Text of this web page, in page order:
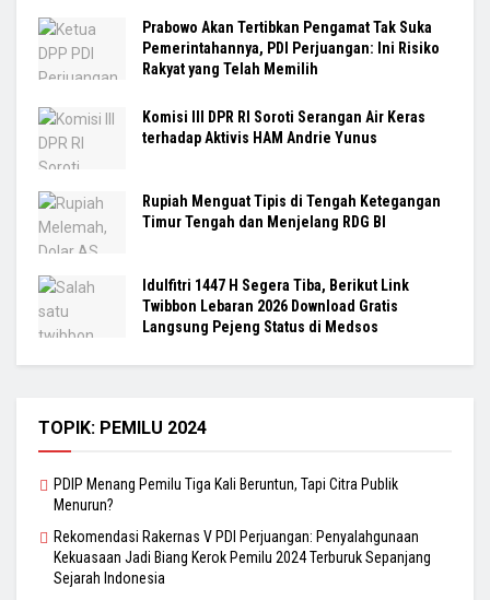
Prabowo Akan Tertibkan Pengamat Tak Suka
Pemerintahannya, PDI Perjuangan: Ini Risiko
Rakyat yang Telah Memilih
Komisi III DPR RI Soroti Serangan Air Keras
terhadap Aktivis HAM Andrie Yunus
Rupiah Menguat Tipis di Tengah Ketegangan
Timur Tengah dan Menjelang RDG BI
Idulfitri 1447 H Segera Tiba, Berikut Link
Twibbon Lebaran 2026 Download Gratis
Langsung Pejeng Status di Medsos
TOPIK: PEMILU 2024
PDIP Menang Pemilu Tiga Kali Beruntun, Tapi Citra Publik
Menurun?
Rekomendasi Rakernas V PDI Perjuangan: Penyalahgunaan
Kekuasaan Jadi Biang Kerok Pemilu 2024 Terburuk Sepanjang
Sejarah Indonesia